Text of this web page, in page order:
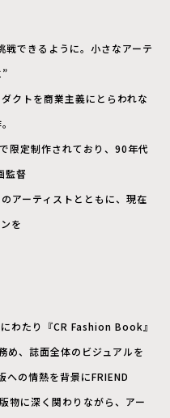
戦できるように。小さなアーテ
クトを商業主義にとらわれな
限定制作されており、90年代
監督
アーティストとともに、現在
を
わたり『CR Fashion Book』
め、誌面全体のビジュアルを
の情熱を背景にFRIEND
物に深く関わりながら、アー